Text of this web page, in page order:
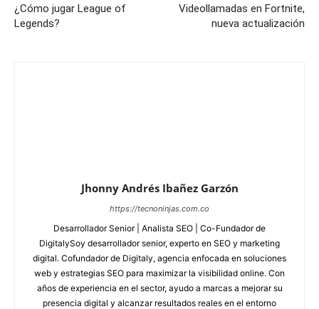
¿Cómo jugar League of
Legends?
Videollamadas en Fortnite,
nueva actualización
Jhonny Andrés Ibañez Garzón
https://tecnoninjas.com.co
Desarrollador Senior | Analista SEO | Co-Fundador de
DigitalySoy desarrollador senior, experto en SEO y marketing
digital. Cofundador de Digitaly, agencia enfocada en soluciones
web y estrategias SEO para maximizar la visibilidad online. Con
años de experiencia en el sector, ayudo a marcas a mejorar su
presencia digital y alcanzar resultados reales en el entorno